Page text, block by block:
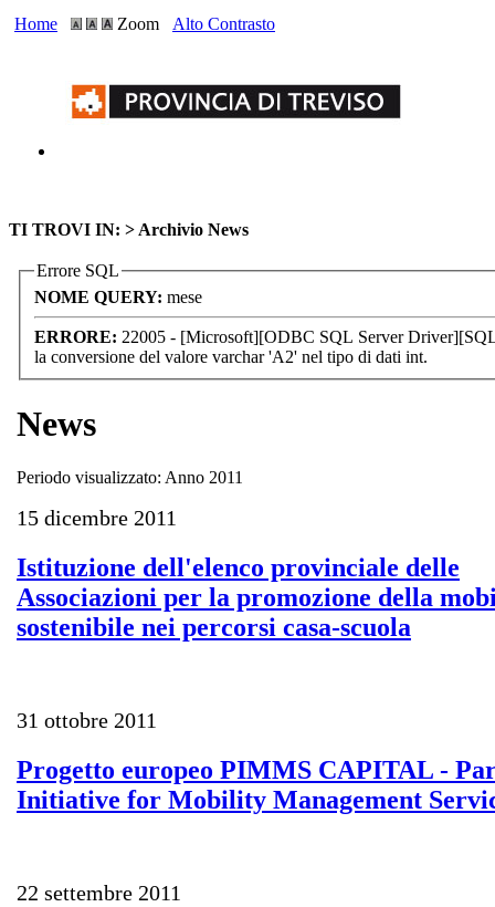
Home Zoom Alto Contrasto
TI TROVI IN: > Archivio News
Errore SQL
NOME QUERY: mese
ERRORE: 22005 - [Microsoft][ODBC SQL Server
la conversione del valore varchar 'A2' nel tipo di dati int.
News
Periodo visualizzato: Anno 2011
15 dicembre 2011
Istituzione dell'elenco provinciale delle
Associazioni per la promozione della
sostenibile nei percorsi casa-scuola
31 ottobre 2011
Progetto europeo PIMMS CAPITAL -
Initiative for Mobility Management
22 settembre 2011